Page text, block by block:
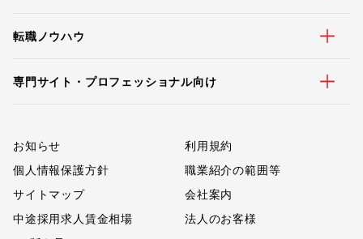
転職ノウハウ
専門サイト・プロフェッショナル向け
お知らせ
利用規約
個人情報保護方針
職業紹介の範囲等
サイトマップ
会社案内
中途採用求人賃金相場
法人のお客様